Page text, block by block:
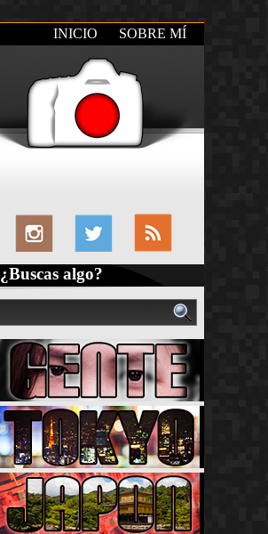
INICIO SOBRE MÍ
¿Buscas algo?